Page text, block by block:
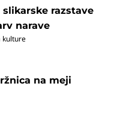
razstave
narave
kulture
na meji